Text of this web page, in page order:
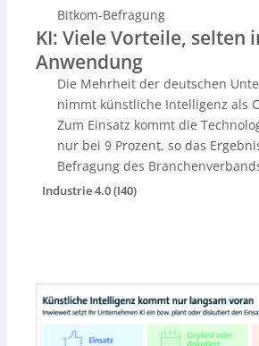
Bitkom-Befragung
KI: Viele Vorteile, selten
Anwendung
Die Mehrheit der deutschen
nimmt künstliche Intelligenz als
Zum Einsatz kommt die
nur bei 9 Prozent, so das
Befragung des
Industrie 4.0 (I40)